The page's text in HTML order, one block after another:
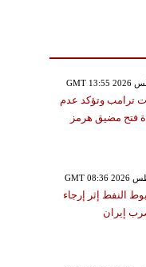
ترامب وتؤكد عدم
فتح مضيق هرمز
النفط إثر إرجاء
إيران